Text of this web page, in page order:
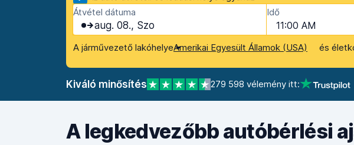
Átvétel dátuma
aug. 08., Szo
Idő
11:00 AM
A járművezető lakóhelyeAmerikai Egyesült Államok (USA) és
Kiváló minősítés 279 598 vélemény itt:
A legkedvezőbb autóbérlési